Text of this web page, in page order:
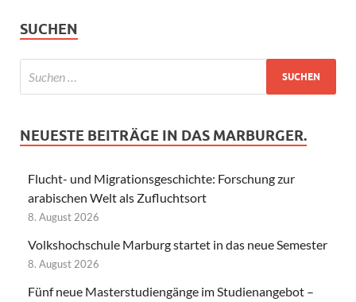
SUCHEN
NEUESTE BEITRÄGE IN DAS MARBURGER.
Flucht- und Migrationsgeschichte: Forschung zur
arabischen Welt als Zufluchtsort
8. August 2026
Volkshochschule Marburg startet in das neue Semester
8. August 2026
Fünf neue Masterstudiengänge im Studienangebot –